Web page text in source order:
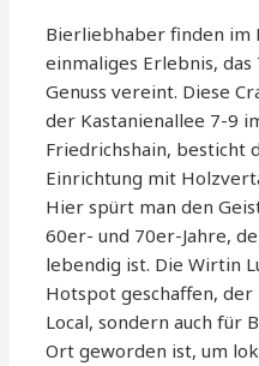
Bierliebhaber finden im
einmaliges Erlebnis,
Genuss vereint. Diese
der Kastanienallee 7-9
Friedrichshain, besticht
Einrichtung mit
Hier spürt man den
60er- und 70er-Jahre,
lebendig ist. Die Wirtin
Hotspot geschaffen,
Local, sondern auch für
Ort geworden ist, um